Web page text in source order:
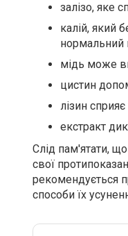
залізо, яке
калій, який
нормальний
мідь може
цистин
лізин
екстракт
Слід пам'ятати,
свої
рекомендується
способи їх